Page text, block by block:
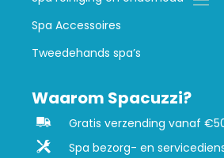
Spa Accessoires
Tweedehands spa’s
Waarom Spacuzzi?
Gratis verzending vanaf
Spa bezorg- en